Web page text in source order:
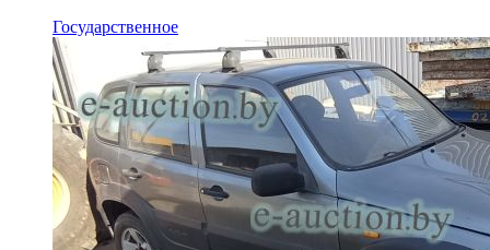
Государственное